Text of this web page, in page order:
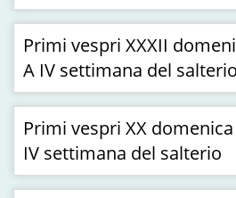
Primi vespri XXXII
A IV settimana del salterio
Primi vespri XX
IV settimana del salterio